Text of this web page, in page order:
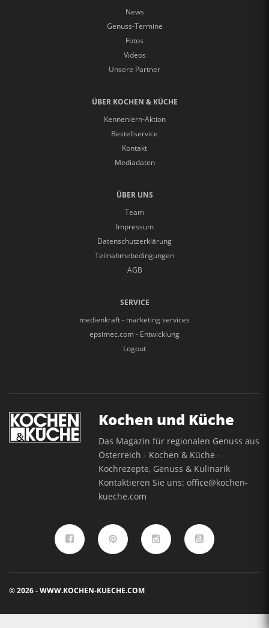
News
Genuss-Termine
Fotos
Videos
Unsere Partner
ÜBER KOCHEN & KÜCHE
Kennenlern-Aktion
Bestellservice
Kontakt
Mediadaten
ÜBER UNS
Team
Impressum
Datenschutzerklärung
Teilnahmebedingungen
AGB
SERVICE
medienkraft - marketing services
epsimec.com - Entwicklung
Logout
Kochen und Küche
Das Magazin für regionalen Genuss aus
Österreich - Kochen & Küche -
Kochrezepte, Genuss & Kulinarik
Kontaktieren Sie uns:office@kochen-
kueche.com
© 2026 - WWW.KOCHEN-KUECHE.COM